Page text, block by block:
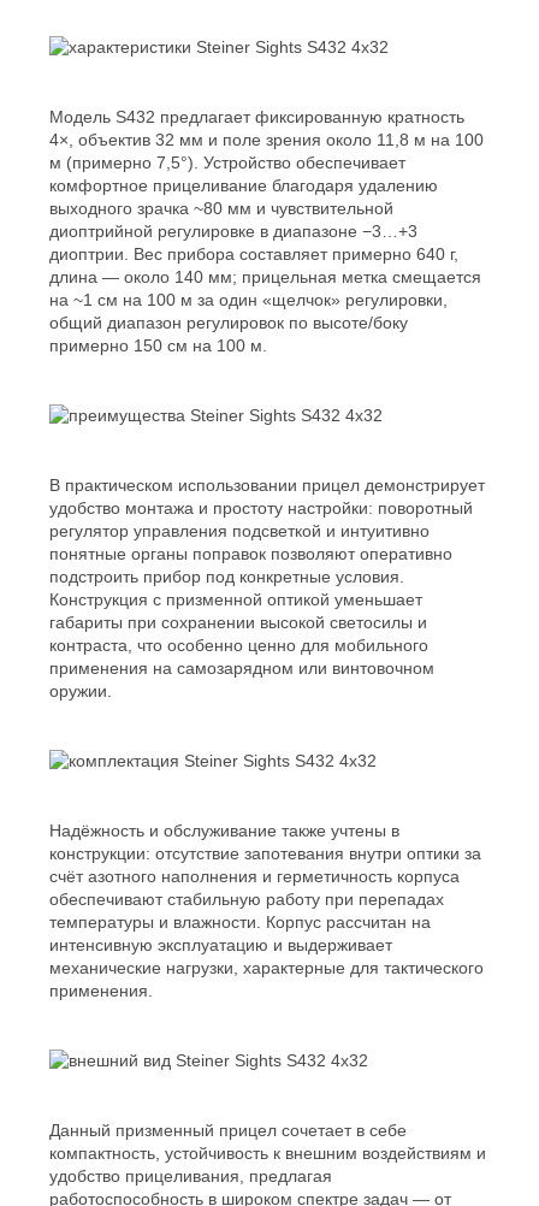
Модель S432 предлагает фиксированную кратность
4×, объектив 32 мм и поле зрения около 11,8 м на 100
м (примерно 7,5°). Устройство обеспечивает
комфортное прицеливание благодаря удалению
выходного зрачка ~80 мм и чувствительной
диоптрийной регулировке в диапазоне −3…+3
диоптрии. Вес прибора составляет примерно 640 г,
длина — около 140 мм; прицельная метка смещается
на ~1 см на 100 м за один «щелчок» регулировки,
общий диапазон регулировок по высоте/боку
примерно 150 см на 100 м.
В практическом использовании прицел демонстрирует
удобство монтажа и простоту настройки: поворотный
регулятор управления подсветкой и интуитивно
понятные органы поправок позволяют оперативно
подстроить прибор под конкретные условия.
Конструкция с призменной оптикой уменьшает
габариты при сохранении высокой светосилы и
контраста, что особенно ценно для мобильного
применения на самозарядном или винтовочном
оружии.
Надёжность и обслуживание также учтены в
конструкции: отсутствие запотевания внутри оптики за
счёт азотного наполнения и герметичность корпуса
обеспечивают стабильную работу при перепадах
температуры и влажности. Корпус рассчитан на
интенсивную эксплуатацию и выдерживает
механические нагрузки, характерные для тактического
применения.
Данный призменный прицел сочетает в себе
компактность, устойчивость к внешним воздействиям и
удобство прицеливания, предлагая
работоспособность в широком спектре задач — от